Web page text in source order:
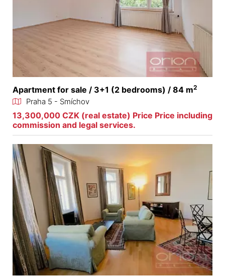
Apartment for sale / 3+1 (2 bedrooms) / 84 m2
Praha 5 - Smíchov
13,300,000 CZK (real estate) Price Price including
commission and legal services.